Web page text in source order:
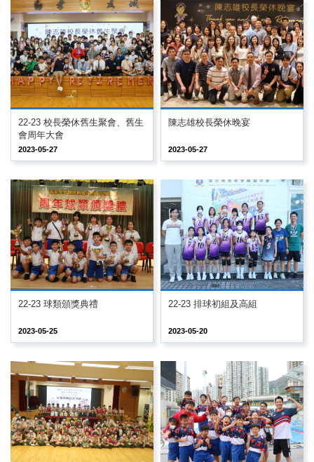
22-23 校長榮休舊生聚會、舊生
會周年大會
2023-05-27
陳志雄校長榮休晚宴
2023-05-27
22-23 球類頒獎典禮
2023-05-25
22-23 排球初組及高組
2023-05-20